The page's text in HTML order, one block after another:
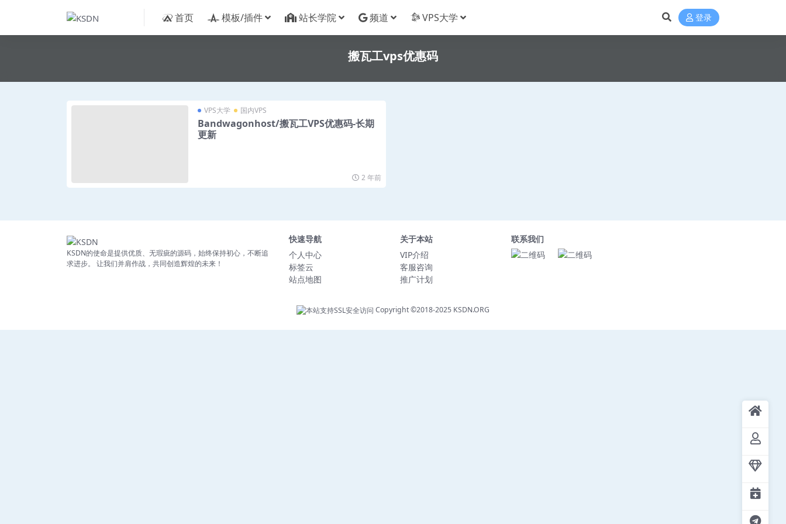
首页 模板/插件 站长学院 频道 VPS大学 登录
搬瓦工vps优惠码
VPS大学 国内VPS
Bandwagonhost/搬瓦工VPS优惠码-长期
更新
2 年前
KSDN的使命是提供优质、无瑕疵的源码，始终保持初心，不断追
求进步。 让我们并肩作战，共同创造辉煌的未来！
快速导航
个人中心
标签云
站点地图
关于本站
VIP介绍
客服咨询
推广计划
联系我们
Copyright ©2018-2025 KSDN.ORG